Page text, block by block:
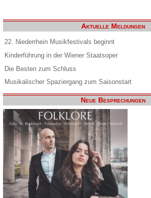
Aktuelle Meldungen
22. Niederrhein Musikfestivals beginnt
Kinderführung in der Wiener Staatsoper
Die Besten zum Schluss
Musikalischer Spaziergang zum Saisonstart
Neue Besprechungen